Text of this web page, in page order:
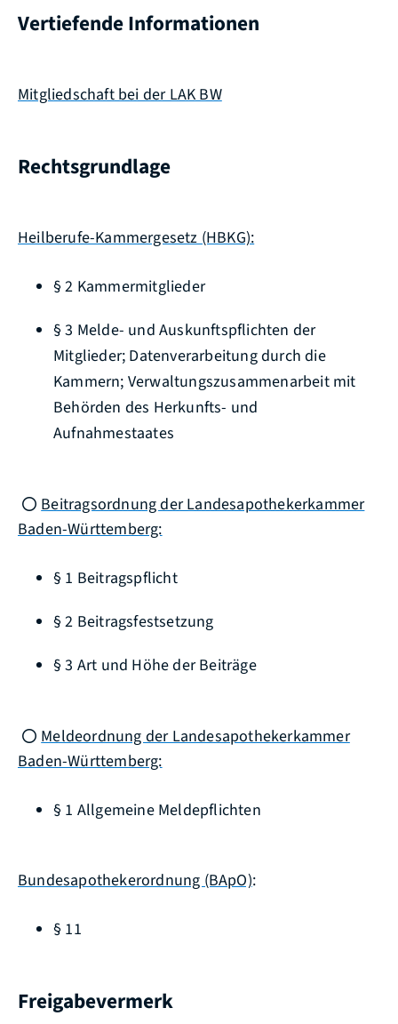
Vertiefende Informationen
Mitgliedschaft bei der LAK BW
Rechtsgrundlage
Heilberufe-Kammergesetz (HBKG):
§ 2 Kammermitglieder
§ 3 Melde- und Auskunftspflichten der
Mitglieder; Datenverarbeitung durch die
Kammern; Verwaltungszusammenarbeit mit
Behörden des Herkunfts- und
Aufnahmestaates
Beitragsordnung der Landesapothekerkammer
Baden-Württemberg:
§ 1 Beitragspflicht
§ 2 Beitragsfestsetzung
§ 3 Art und Höhe der Beiträge
Meldeordnung der Landesapothekerkammer
Baden-Württemberg:
§ 1 Allgemeine Meldepflichten
Bundesapothekerordnung (BApO):
§ 11
Freigabevermerk